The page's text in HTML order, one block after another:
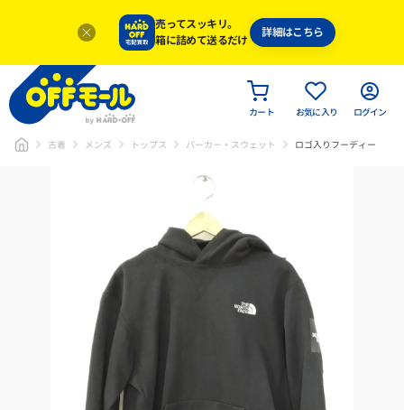
売ってスッキリ。
箱に詰めて送るだけ
詳細はこちら
カート お気に入り ログイン
古着 メンズ トップス パーカー・スウェット ロゴ入りフーディー